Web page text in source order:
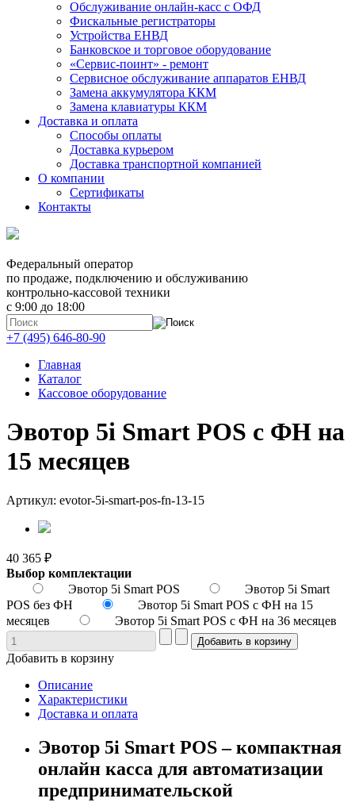
Обслуживание онлайн-касс с ОФД
Фискальные регистраторы
Устройства ЕНВД
Банковское и торговое оборудование
«Сервис-поинт» - ремонт
Сервисное обслуживание аппаратов ЕНВД
Замена аккумулятора ККМ
Замена клавиатуры ККМ
Доставка и оплата
Способы оплаты
Доставка курьером
Доставка транспортной компанией
О компании
Сертификаты
Контакты
Федеральный оператор
по продаже, подключению и обслуживанию
контрольно-кассовой техники
с 9:00 до 18:00
+7 (495) 646-80-90
Главная
Каталог
Кассовое оборудование
Эвотор 5i Smart POS с ФН на
15 месяцев
Артикул: evotor-5i-smart-pos-fn-13-15
40 365 ₽
Выбор комплектации
Эвотор 5i Smart POS
Эвотор 5i Smart
POS без ФН
Эвотор 5i Smart POS с ФН на 15
месяцев
Эвотор 5i Smart POS с ФН на 36 месяцев
Добавить в корзину
Описание
Характеристики
Доставка и оплата
Эвотор 5i Smart POS – компактная
онлайн касса для автоматизации
предпринимательской